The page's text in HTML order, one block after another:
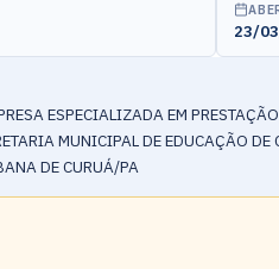
23/
ESPECIALIZADA EM
MUNICIPAL DE EDUCAÇÃO
DE CURUÁ/PA